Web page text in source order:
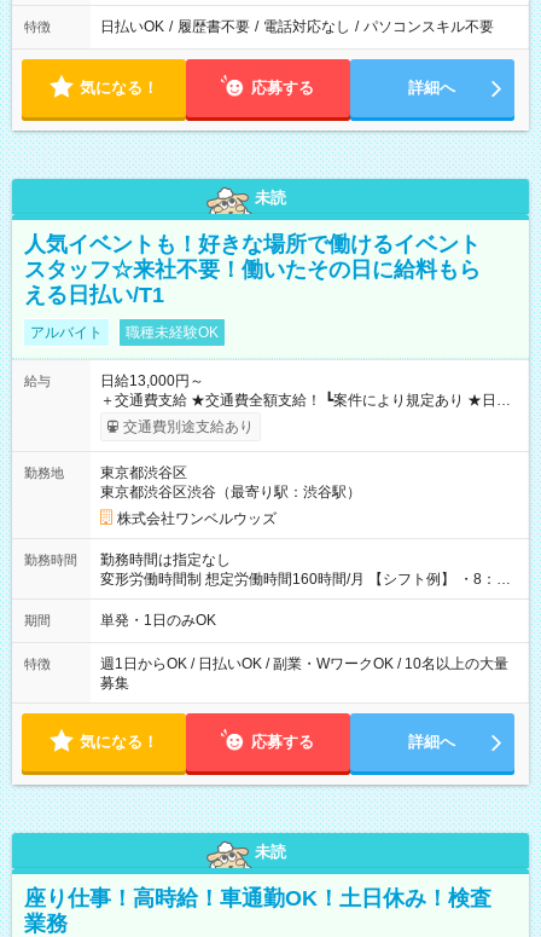
特徴 日払いOK / 履歴書不要 / 電話対応なし / パソコンスキル不要
気になる！ 応募する 詳細へ
未読
人気イベントも！好きな場所で働けるイベント
スタッフ☆来社不要！働いたその日に給料もら
える日払い/T1
アルバイト 職種未経験OK
給与
日給13,000円～
＋交通費支給 ★交通費全額支給！ ┗案件により規定あり ★日払
いOK！（規定あり） ┗働いたその日に現金GET♪ お仕事後はコ
ンビニATMから 日払い分を引き落とせます！ 【試用期間】試
交通費別途支給あり
勤務地
東京都渋谷区
東京都渋谷区渋谷（最寄り駅：渋谷駅）
株式会社ワンベルウッズ
勤務時間
勤務時間は指定なし
変形労働時間制 想定労働時間160時間/月 【シフト例】 ・8：00
～21：00
期間 単発・1日のみOK
特徴
週1日からOK / 日払いOK / 副業・WワークOK / 10名以上の大量
募集
気になる！ 応募する 詳細へ
未読
座り仕事！高時給！車通勤OK！土日休み！検査
業務